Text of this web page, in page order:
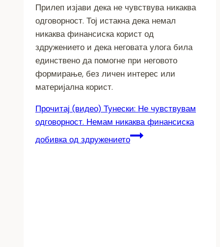
Прилеп изјави дека не чувствува никаква
одговорност. Тој истакна дека немал
никаква финансиска корист од
здружението и дека неговата улога била
единствено да помогне при неговото
формирање, без личен интерес или
материјална корист.
Прочитај (видео) Тунески: Не чувствувам
одговорност. Немам никаква финансиска
добивка од здружението